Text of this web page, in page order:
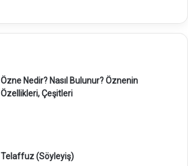
Özne Nedir? Nasıl Bulunur? Öznenin
Özellikleri, Çeşitleri
Telaffuz (Söyleyiş)